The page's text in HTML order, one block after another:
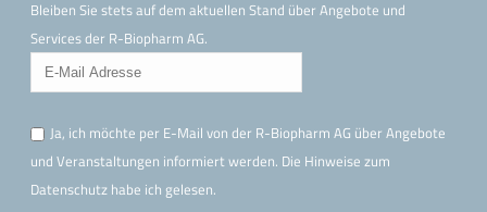
Bleiben Sie stets auf dem aktuellen Stand über Angebote und
Services der R-Biopharm AG.
Ja, ich möchte per E-Mail von der R-Biopharm AG über Angebote
und Veranstaltungen informiert werden. Die Hinweisezum
Datenschutz habe ich gelesen.